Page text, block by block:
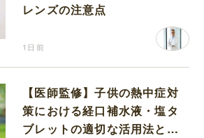
レンズの注意点
1日前
【医師監修】子供の熱中症対
策における経口補水液・塩タ
ブレットの適切な活用法と水